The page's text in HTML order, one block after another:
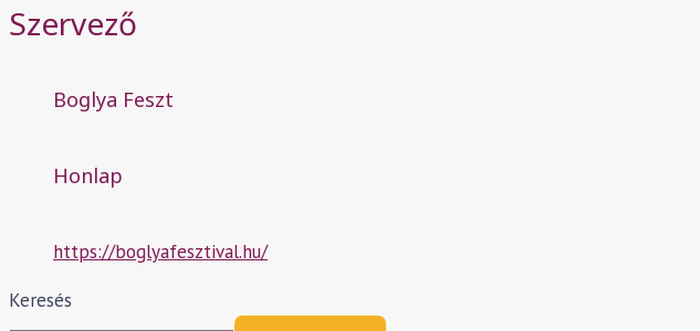
Szervező
Boglya Feszt
Honlap
https://boglyafesztival.hu/
Keresés